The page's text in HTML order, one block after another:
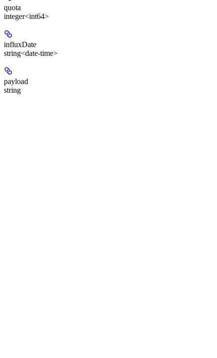
quota
integer<int64>
influxDate
string<date-time>
payload
string